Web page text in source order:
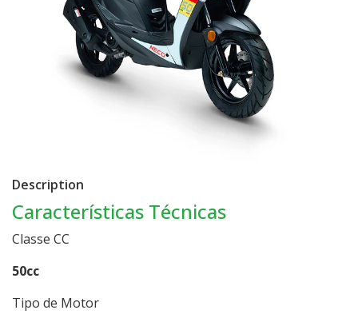
Description
Características Técnicas
Classe CC
50cc
Tipo de Motor